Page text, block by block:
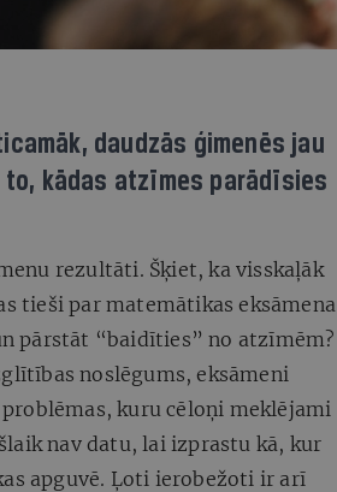
daudzās ģimenēs jau
kādas atzīmes parādīsies
rezultāti. Šķiet, ka visskaļāk
tieši par matemātikas eksāmena
pārstāt “baidīties” no atzīmēm?
noslēgums, eksāmeni
kuru cēloņi meklējami
nav datu, lai izprastu kā, kur
apguvē. Ļoti ierobežoti ir arī